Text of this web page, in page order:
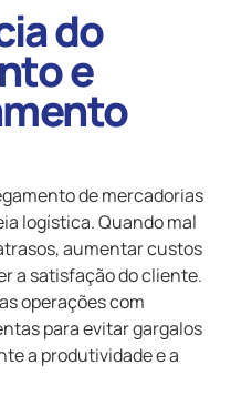
do
e
de mercadorias
logística. Quando mal
aumentar custos
a satisfação do cliente.
operações com
para evitar gargalos
a produtividade e a